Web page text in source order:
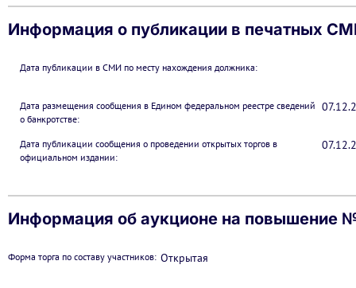
Информация о публикации в печатных
Дата публикации в СМИ по месту нахождения должника:
Дата размещения сообщения в Едином федеральном реестре сведений
о банкротстве:
Дата публикации сообщения о проведении открытых торгов в
официальном издании:
Информация об аукционе на повышение
Форма торга по составу участников: Открытая